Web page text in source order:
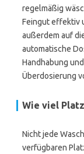
regelmäßig
Feingut effektiv
außerdem auf
automatische
Handhabung
Überdosierung
Wie viel
Nicht jede
verfügbaren